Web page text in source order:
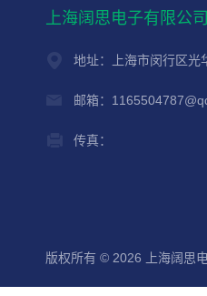
上海阔思电子有限公司
地址：上海市闵行区光
邮箱：
传真：
版权所有 © 2026 上海阔思